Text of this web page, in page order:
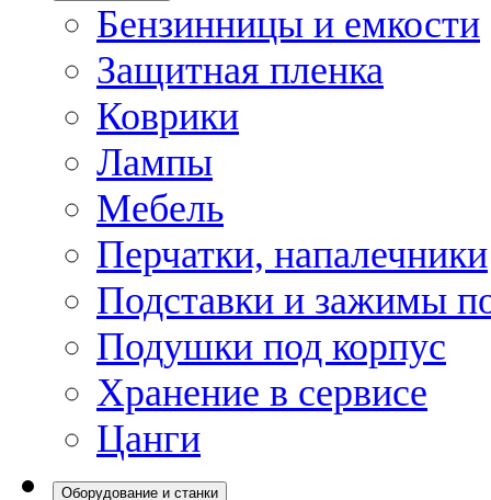
Бензинницы и емкости
Защитная пленка
Коврики
Лампы
Мебель
Перчатки, напалечники
Подставки и зажимы
Подушки под корпус
Хранение в сервисе
Цанги
Оборудование и станки